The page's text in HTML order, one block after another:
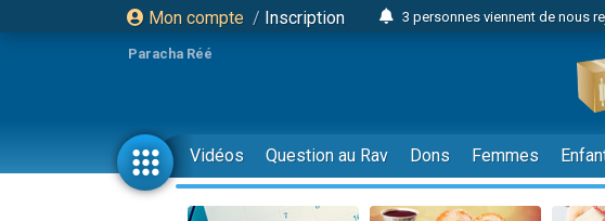
Mon compte / Inscription
3 personnes viennent de nous
3 personnes viennent de
3 personnes viennent de
2 personnes viennent de nous
13 personnes viennent de
30 personnes viennent de
Paracha Réé
Vidéos Question au Rav Dons Femmes